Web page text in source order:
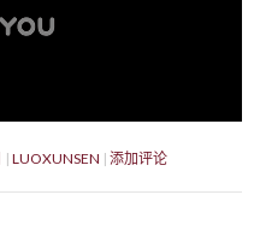
LUOXUNSEN 添加评论